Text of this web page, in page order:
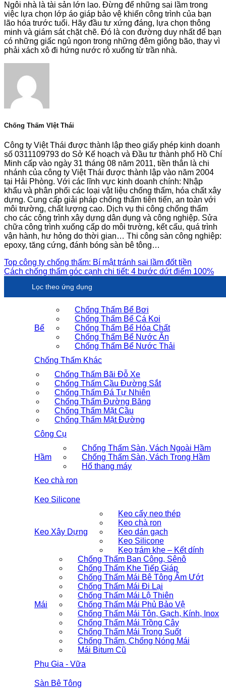
Ngôi nhà là tài sản lớn lao. Đừng để những sai lầm trong
việc lựa chọn lớp áo giáp bảo vệ khiến công trình của bạn
lão hóa trước tuổi. Hãy đầu tư xứng đáng, lựa chọn thông
minh và giám sát chặt chẽ. Đó là con đường duy nhất để bạn
có những giấc ngủ ngon trong những đêm giông bão, thay vì
phải xách xô đi hứng nước rỏ xuống từ trần nhà.
Chống Thấm VIệt Thái
Công ty Việt Thái được thành lập theo giấy phép kinh doanh
số 0311109793 do Sở Kế hoạch và Đầu tư thành phố Hồ Chí
Minh cấp vào ngày 31 tháng 08 năm 2011, tiền thân là chi
nhánh của công ty Việt Thái được thành lập vào năm 2004
tại Hải Phòng. Với các lĩnh vực kinh doanh chính: Nhập
khẩu và phân phối các loại vật liệu chống thấm, hóa chất xây
dựng. Cung cấp giải pháp chống thấm tiên tiến, an toàn với
môi trường, chất lượng cao. Dịch vụ thi công chống thấm
cho các công trình xây dựng dân dụng và công nghiệp. Sửa
chữa công trình xuống cấp do môi trường, kết cấu, quá trình
vận hành, hư hỏng do thời gian… Thi công sàn công nghiệp:
epoxy, tăng cứng, đánh bóng sàn bê tông…
Top công ty chống thấm: Bí mật tránh sai lầm đốt tiền
Cách chống thấm góc cạnh chi tiết: 4 bước dứt điểm 100%
Lọc theo ứng dụng
Bể
Chống Thấm Bể Bơi
Chống Thấm Bể Cá Koi
Chống Thấm Bể Hóa Chất
Chống Thấm Bể Nước Ăn
Chống Thấm Bể Nước Thải
Chống Thấm Khác
Chống Thấm Bãi Đỗ Xe
Chống Thấm Cầu Đường Sắt
Chống Thấm Đá Tự Nhiên
Chống Thấm Đường Băng
Chống Thấm Mặt Cầu
Chống Thấm Mặt Đường
Công Cụ
Hầm
Chống Thấm Sàn, Vách Ngoài Hầm
Chống Thấm Sàn, Vách Trong Hầm
Hố thang máy
Keo chà ron
Keo Silicone
Keo Xây Dựng
Keo cấy neo thép
Keo chà ron
Keo dán gạch
Keo Silicone
Keo trám khe – Kết dính
Mái
Chống Thấm Ban Công, Sênô
Chống Thấm Khe Tiếp Giáp
Chống Thấm Mái Bê Tông Ẩm Ướt
Chống Thấm Mái Đi Lại
Chống Thấm Mái Lộ Thiên
Chống Thấm Mái Phủ Bảo Vệ
Chống Thấm Mái Tôn, Gạch, Kính, Inox
Chống Thấm Mái Trồng Cây
Chống Thấm Mái Trong Suốt
Chống Thấm, Chống Nóng Mái
Mái Bitum Cũ
Phụ Gia - Vữa
Sàn Bê Tông